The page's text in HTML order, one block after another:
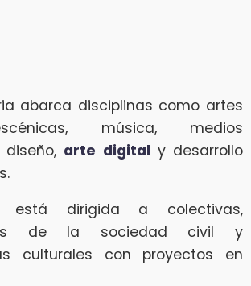
abarca disciplinas como artes
música, medios
diseño, arte digital y desarrollo
está dirigida a colectivas,
de la sociedad civil y
culturales con proyectos en